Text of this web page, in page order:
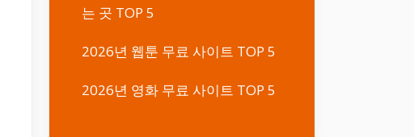
는 곳 TOP 5
2026년 웹툰 무료 사이트 TOP 5
2026년 영화 무료 사이트 TOP 5